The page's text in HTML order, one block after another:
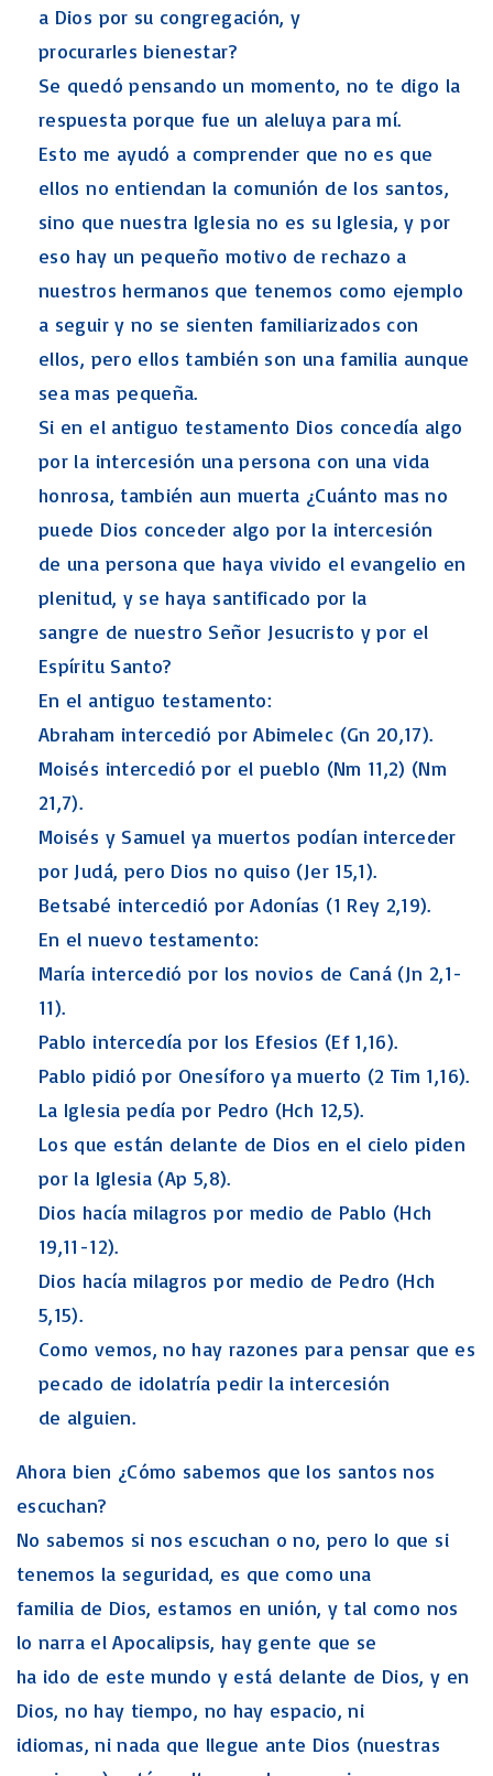
a Dios por su congregación, y
procurarles bienestar?
Se quedó pensando un momento, no te digo la
respuesta porque fue un aleluya para mí.
Esto me ayudó a comprender que no es que
ellos no entiendan la comunión de los santos,
sino que nuestra Iglesia no es su Iglesia, y por
eso hay un pequeño motivo de rechazo a
nuestros hermanos que tenemos como ejemplo
a seguir y no se sienten familiarizados con
ellos, pero ellos también son una familia aunque
sea mas pequeña.
Si en el antiguo testamento Dios concedía algo
por la intercesión una persona con una vida
honrosa, también aun muerta ¿Cuánto mas no
puede Dios conceder algo por la intercesión
de una persona que haya vivido el evangelio en
plenitud, y se haya santificado por la
sangre de nuestro Señor Jesucristo y por el
Espíritu Santo?
En el antiguo testamento:
Abraham intercedió por Abimelec (Gn 20,17).
Moisés intercedió por el pueblo (Nm 11,2) (Nm
21,7).
Moisés y Samuel ya muertos podían interceder
por Judá, pero Dios no quiso (Jer 15,1).
Betsabé intercedió por Adonías (1 Rey 2,19).
En el nuevo testamento:
María intercedió por los novios de Caná (Jn 2,1-
11).
Pablo intercedía por los Efesios (Ef 1,16).
Pablo pidió por Onesíforo ya muerto (2 Tim 1,16).
La Iglesia pedía por Pedro (Hch 12,5).
Los que están delante de Dios en el cielo piden
por la Iglesia (Ap 5,8).
Dios hacía milagros por medio de Pablo (Hch
19,11-12).
Dios hacía milagros por medio de Pedro (Hch
5,15).
Como vemos, no hay razones para pensar que es
pecado de idolatría pedir la intercesión
de alguien.
Ahora bien ¿Cómo sabemos que los santos nos
escuchan?
No sabemos si nos escuchan o no, pero lo que si
tenemos la seguridad, es que como una
familia de Dios, estamos en unión, y tal como nos
lo narra el Apocalipsis, hay gente que se
ha ido de este mundo y está delante de Dios, y en
Dios, no hay tiempo, no hay espacio, ni
idiomas, ni nada que llegue ante Dios (nuestras